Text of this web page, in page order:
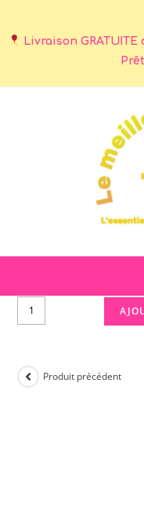
Livraison
Produit précédent